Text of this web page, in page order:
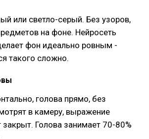
или светло-серый. Без узоров,
на фоне. Нейросеть
фон идеально ровным -
такого сложно.
голова прямо, без
в камеру, выражение
закрыт. Голова занимает 70-80%